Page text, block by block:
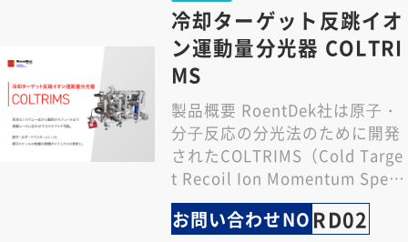
冷却ターゲット反跳イオ
ン運動量分光器 COLTRI
MS
製品概要 RoentDek社は原⼦・
分⼦反応の分光法のために開発
されたCOLTRIMS（Cold Targe
t Recoil Ion Momentum Spe
c…
お問い合わせNO RD02